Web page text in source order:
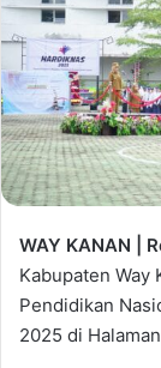
WAY KANAN |
Kabupaten Way
Pendidikan
2025 di